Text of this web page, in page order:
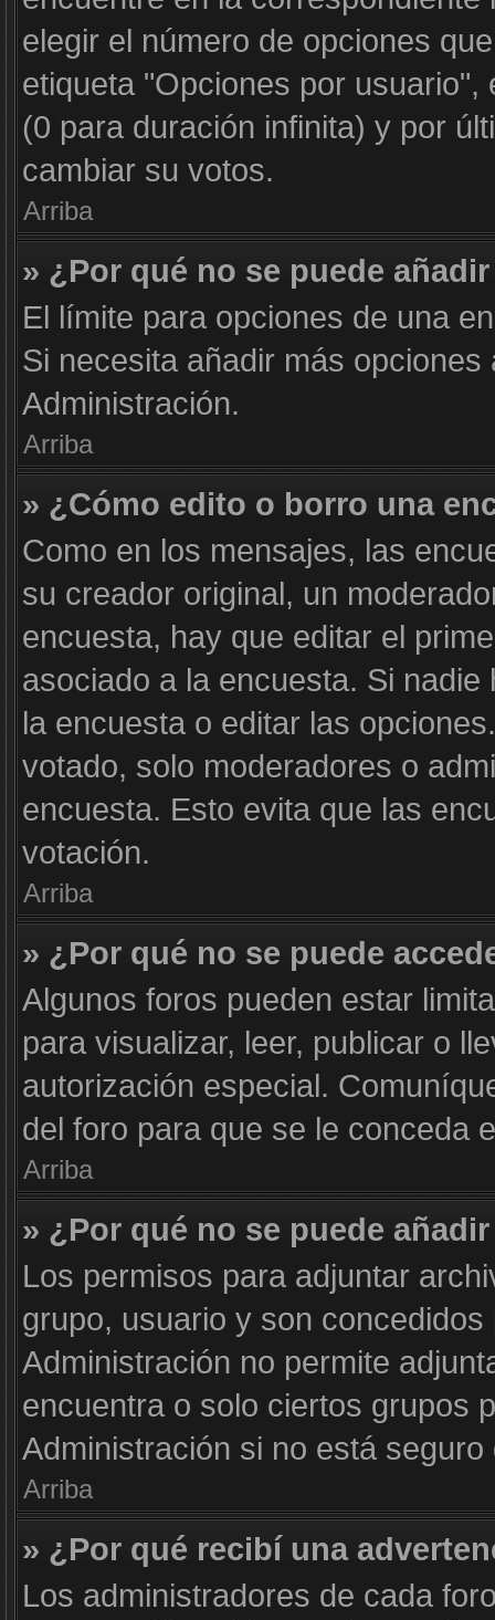
elegir el número de opciones
etiqueta "Opciones por
(0 para duración infinita) y por
cambiar su votos.
Arriba
» ¿Por qué no se puede
El límite para opciones de una
Si necesita añadir más
Administración.
Arriba
» ¿Cómo edito o borro una
Como en los mensajes, las
su creador original, un
encuesta, hay que editar el
asociado a la encuesta. Si
la encuesta o editar las
votado, solo moderadores o
encuesta. Esto evita que las
votación.
Arriba
» ¿Por qué no se puede
Algunos foros pueden estar
para visualizar, leer, publicar o
autorización especial.
del foro para que se le conceda
Arriba
» ¿Por qué no se puede
Los permisos para adjuntar
grupo, usuario y son
Administración no permite
encuentra o solo ciertos grupos
Administración si no está
Arriba
» ¿Por qué recibí una
Los administradores de cada